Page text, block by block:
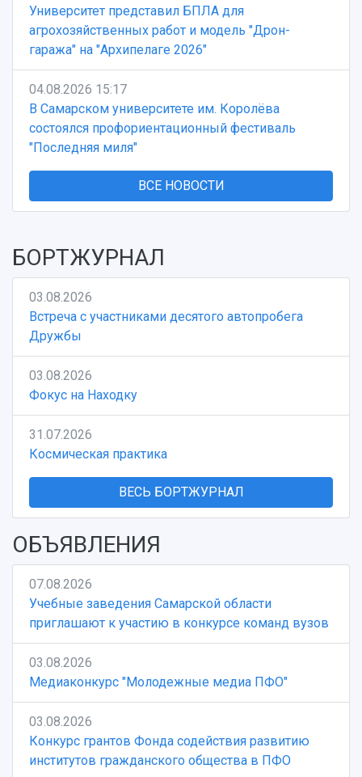
Университет представил БПЛА для
агрохозяйственных работ и модель "Дрон-
гаража" на "Архипелаге 2026"
04.08.2026 15:17
В Самарском университете им. Королёва
состоялся профориентационный фестиваль
"Последняя миля"
ВСЕ НОВОСТИ
БОРТЖУРНАЛ
03.08.2026
Встреча с участниками десятого автопробега
Дружбы
03.08.2026
Фокус на Находку
31.07.2026
Космическая практика
ВЕСЬ БОРТЖУРНАЛ
ОБЪЯВЛЕНИЯ
07.08.2026
Учебные заведения Самарской области
приглашают к участию в конкурсе команд вузов
03.08.2026
Медиаконкурс "Молодежные медиа ПФО"
03.08.2026
Конкурс грантов Фонда содействия развитию
институтов гражданского общества в ПФО